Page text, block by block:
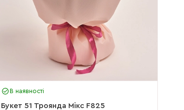
В наявності
Букет 51 Троянда Мікс F825